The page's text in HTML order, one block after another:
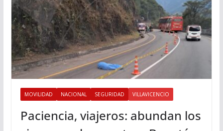
MOVILIDAD NACIONAL SEGURIDAD VILLAVICENCIO
Paciencia, viajeros: abundan los